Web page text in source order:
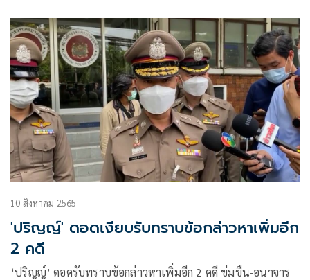
10 สิงหาคม 2565
'ปริญญ์' ดอดเงียบรับทราบข้อกล่าวหาเพิ่มอีก
2 คดี
‘ปริญญ์’ ดอดรับทราบข้อกล่าวหาเพิ่มอีก 2 คดี ข่มขืน-อนาจาร